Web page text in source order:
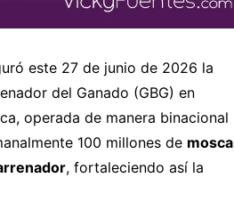
este 27 de junio de 2026 la
del Ganado (GBG) en
operada de manera binacional
100 millones de
, fortaleciendo así la